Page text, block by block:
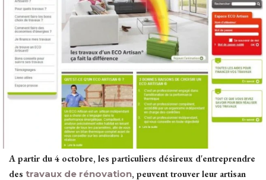
A partir du 4 octobre, les particuliers désireux d'entreprendre
des travaux de rénovation, peuvent trouver leur artisan